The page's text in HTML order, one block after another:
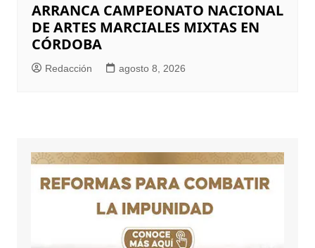
ARRANCA CAMPEONATO NACIONAL
DE ARTES MARCIALES MIXTAS EN
CÓRDOBA
Redacción agosto 8, 2026